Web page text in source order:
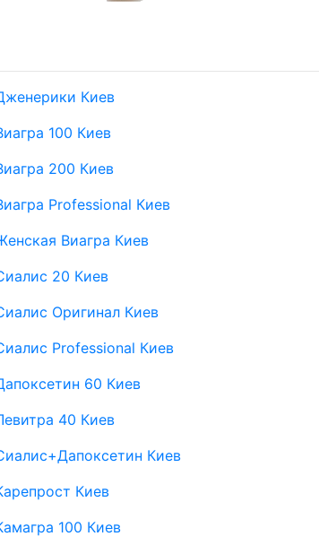
Киев
100 Киев
200 Киев
Professional Киев
Виагра Киев
20 Киев
Оригинал Киев
Professional Киев
60 Киев
40 Киев
Киев
Киев
100 Киев